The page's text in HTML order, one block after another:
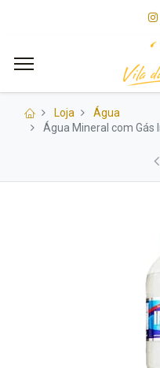
Loja
Água
Água Mineral com Gás